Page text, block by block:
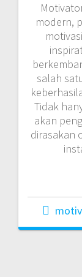
modern,
salah
Tidak
akan
dirasakan